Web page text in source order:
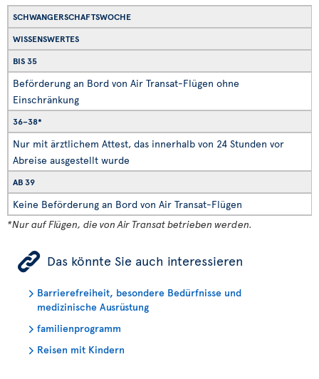
SCHWANGERSCHAFTSWOCHE
WISSENSWERTES
BIS 35
Beförderung an Bord von Air Transat-Flügen ohne
Einschränkung
36–38*
Nur mit ärztlichem Attest, das innerhalb von 24 Stunden vor
Abreise ausgestellt wurde
AB 39
Keine Beförderung an Bord von Air Transat-Flügen
*Nur auf Flügen, die von Air Transat betrieben werden.
ÿ Das könnte Sie auch interessieren
Barrierefreiheit, besondere Bedürfnisse und
medizinische Ausrüstung
familienprogramm
Reisen mit Kindern